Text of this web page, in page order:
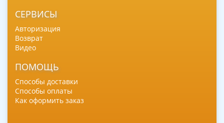
СЕРВИСЫ
Авторизация
Возврат
Видео
ПОМОЩЬ
Способы доставки
Способы оплаты
Как оформить заказ